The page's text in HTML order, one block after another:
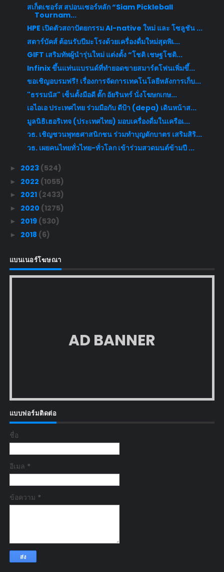
สเก็ตเชอร์ส สปอนเซอร์หลัก “Siam Pickleball
Tournam...
HPE เปิดตัวสถาปัตยกรรม AI-native ใหม่ และ โซลูชัน ...
สตาร์บัคส์ ต้อนรับปีมะโรงด้วยเครื่องดื่มใหม่สุดพิเ...
GIFT เสริมทัพผู้นำรุ่นใหม่ แต่งตั้ง “โชติ เชษฐโชติ...
Infinix ขึ้นแท่นแบรนด์ที่ทำยอดขายสมาร์ตโฟนเพิ่มขึ้...
ขอเชิญอบรมฟรี! เรื่องการจัดการเทคโนโลยีหลังการเก็บ...
"ธรรมนัส" เซ็นตั้งมือดี ตั๊ก อัยรินทร์ นั่งโฆษกเกษ...
เอไอเอ ประเทศไทย ร่วมมือกับ ดีป้า (depa) เดินหน้าส...
มูลนิธิเฮอริเทจ (ประเทศไทย) มอบเครื่องดื่มในเครือเ...
วธ. เชิญชวนพุทธศาสนิกชน ร่วมทำบุญตักบาตร เสริมสิริ...
วธ. เผยคนไทยทั่วไทย-ทั่วโลก เข้าร่วมสวดมนต์ข้ามปี ...
► 2023 (524)
► 2022 (1055)
► 2021 (2433)
► 2020 (1275)
► 2019 (530)
► 2018 (6)
แบนเนอร์โฆษณา
AD BANNER
แบบฟอร์มติดต่อ
ชื่อ
อีเมล *
ข้อความ *